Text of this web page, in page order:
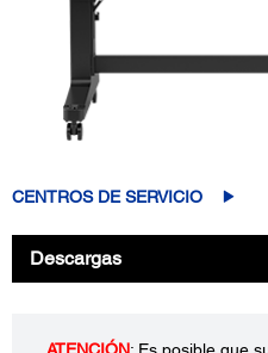
CENTROS DE SERVICIO
Descargas